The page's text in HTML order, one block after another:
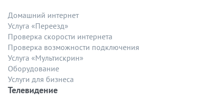
Домашний интернет
Услуга «Переезд»
Проверка скорости интернета
Проверка возможности подключения
Услуга «Мультискрин»
Оборудование
Услуги для бизнеса
Телевидение